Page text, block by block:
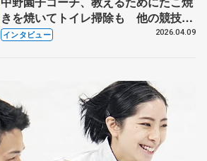
きを焼いてトイレ掃除も 他の競技に
も通用するという坂本花織の筋肉
インタビュー 2026.04.09